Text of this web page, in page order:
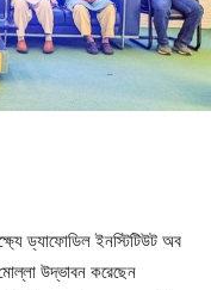
ড্যাফোডিল ইনস্টিটিউট অব
উদ্ভাবন করেছেন